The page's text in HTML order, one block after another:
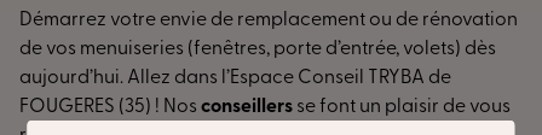
Démarrez votre envie de remplacement ou de rénovation
de vos menuiseries (fenêtres, porte d’entrée, volets) dès
aujourd’hui. Allez dans l’Espace Conseil TRYBA de
FOUGERES (35) ! Nos conseillers se font un plaisir de vous